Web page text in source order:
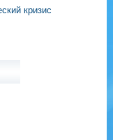
кризис